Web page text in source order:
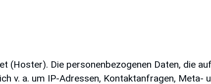
(Hoster). Die personenbezogenen Daten, die
v. a. um IP-Adressen, Kontaktanfragen, Meta-